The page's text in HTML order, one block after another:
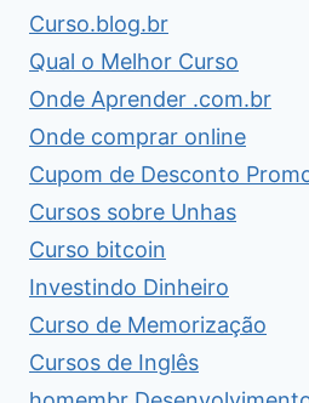
Curso.blog.br
Qual o Melhor Curso
Onde Aprender .com.br
Onde comprar online
Cupom de Desconto
Cursos sobre Unhas
Curso bitcoin
Investindo Dinheiro
Curso de Memorização
Cursos de Inglês